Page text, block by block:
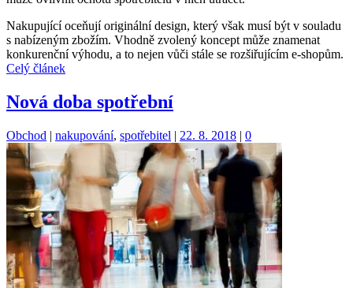
Nakupující oceňují originální design, který však musí být v souladu
s nabízeným zbožím. Vhodně zvolený koncept může znamenat
konkurenční výhodu, a to nejen vůči stále se rozšiřujícím e-shopům.
Celý článek
Nová doba spotřební
Kategorie:
Obchod | Štítky:
nakupování, spotřebitel | 22. 8. 2018 | 0